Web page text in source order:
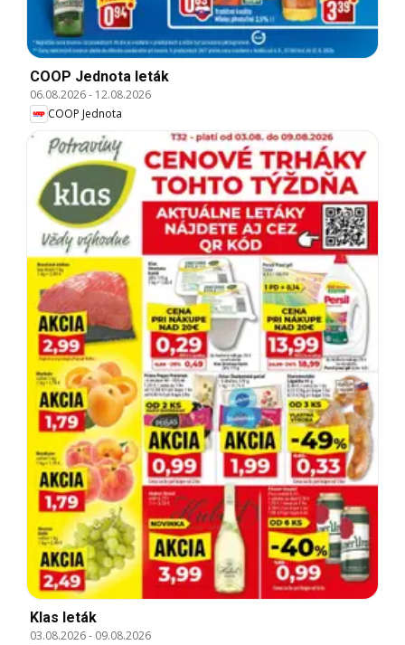
COOP Jednota leták
06.08.2026- 12.08.2026
COOP Jednota
Klas leták
03.08.2026- 09.08.2026